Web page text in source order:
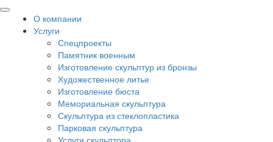
О компании
Услуги
Спецпроекты
Памятник военным
Изготовление скульптур из бронзы
Художественное литье
Изготовление бюста
Мемориальная скульптура
Скульптура из стеклопластика
Парковая скульптура
Услуги скульптора